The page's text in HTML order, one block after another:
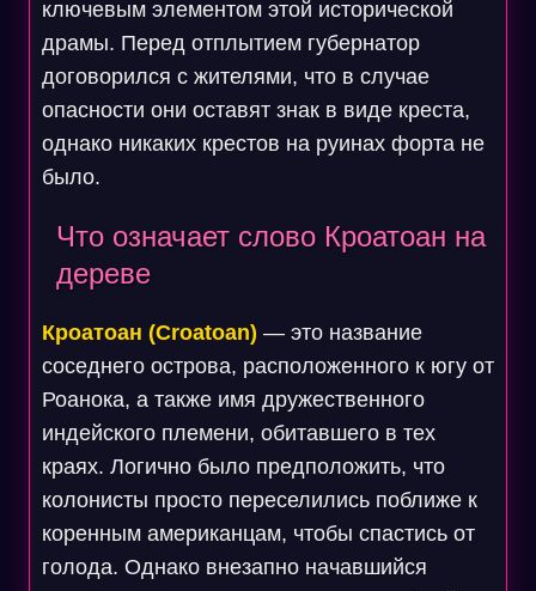
ключевым элементом этой исторической
драмы. Перед отплытием губернатор
договорился с жителями, что в случае
опасности они оставят знак в виде креста,
однако никаких крестов на руинах форта не
было.
Что означает слово Кроатоан на
дереве
Кроатоан (Croatoan) — это название
соседнего острова, расположенного к югу от
Роанока, а также имя дружественного
индейского племени, обитавшего в тех
краях. Логично было предположить, что
колонисты просто переселились поближе к
коренным американцам, чтобы спастись от
голода. Однако внезапно начавшийся